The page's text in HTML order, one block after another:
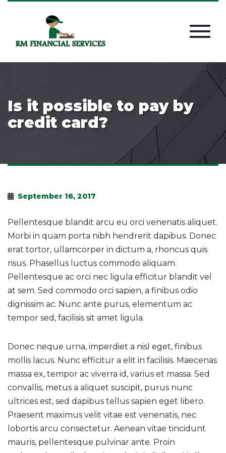
Is it possible to pay by
credit card?
September 16, 2017
Pellentesque blandit arcu eu orci venenatis aliquet.
Morbi in quam porta nibh hendrerit dapibus. Donec
erat tortor, ullamcorper in dictum a, rhoncus quis
risus. Phasellus luctus commodo aliquam.
Pellentesque ac orci nec ligula efficitur blandit vel
at sem. Sed commodo orci sapien, a finibus odio
dignissim ac. Nunc ante purus, elementum ac
tempor sed, facilisis sit amet ligula.
Donec neque urna, imperdiet a nisl eget, finibus
mollis lacus. Nunc efficitur a elit in facilisis. Maecenas
massa ex, tempor ac viverra id, varius et massa. Sed
convallis, metus a aliquet suscipit, purus nunc
ultrices est, sed dapibus tellus sapien eget libero.
Praesent maximus velit vitae est venenatis, nec
lobortis arcu consectetur. Aenean vitae tincidunt
mauris, pellentesque pulvinar ante. Proin